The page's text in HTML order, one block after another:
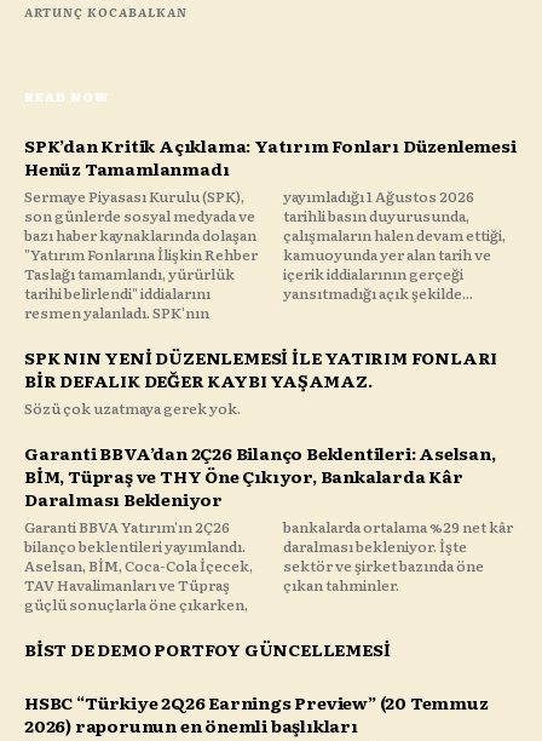
ARTUNÇ KOCABALKAN
READ NOW
SPK’dan Kritik Açıklama: Yatırım Fonları Düzenlemesi
Henüz Tamamlanmadı
Sermaye Piyasası Kurulu (SPK),
son günlerde sosyal medyada ve
bazı haber kaynaklarında dolaşan
"Yatırım Fonlarına İlişkin Rehber
Taslağı tamamlandı, yürürlük
tarihi belirlendi" iddialarını
resmen yalanladı. SPK'nın
yayımladığı 1 Ağustos 2026
tarihli basın duyurusunda,
çalışmaların halen devam ettiği,
kamuoyunda yer alan tarih ve
içerik iddialarının gerçeği
yansıtmadığı açık şekilde...
SPK NIN YENİ DÜZENLEMESİ İLE YATIRIM FONLARI
BİR DEFALIK DEĞER KAYBI YAŞAMAZ.
Sözü çok uzatmaya gerek yok.
Garanti BBVA’dan 2Ç26 Bilanço Beklentileri: Aselsan,
BİM, Tüpraş ve THY Öne Çıkıyor, Bankalarda Kâr
Daralması Bekleniyor
Garanti BBVA Yatırım'ın 2Ç26
bilanço beklentileri yayımlandı.
Aselsan, BİM, Coca-Cola İçecek,
TAV Havalimanları ve Tüpraş
güçlü sonuçlarla öne çıkarken,
bankalarda ortalama %29 net kâr
daralması bekleniyor. İşte
sektör ve şirket bazında öne
çıkan tahminler.
BİST DE DEMO PORTFOY GÜNCELLEMESİ
HSBC “Türkiye 2Q26 Earnings Preview” (20 Temmuz
2026) raporunun en önemli başlıkları